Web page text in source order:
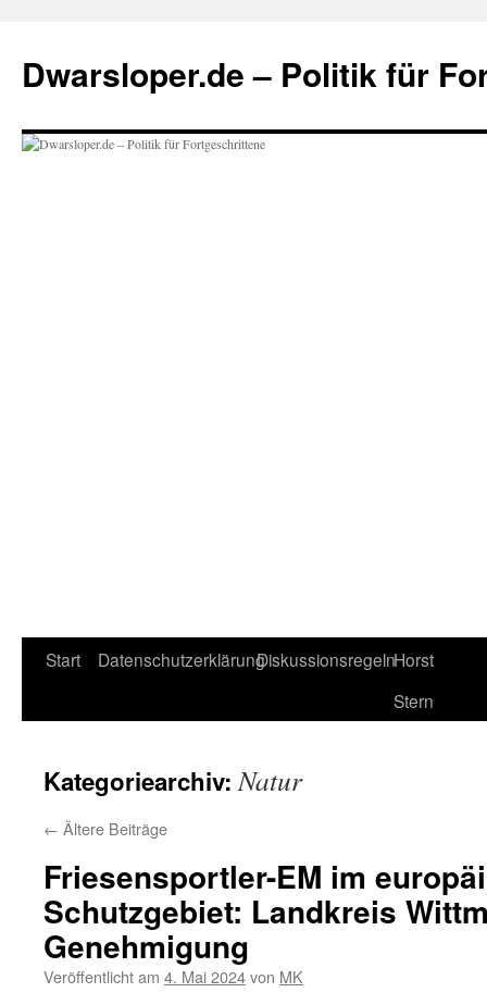
springen
Dwarsloper.de – Politik für
Start DatenschutzerklärungDiskussionsregelnHorst
Stern
Kategoriearchiv:Natur
← Ältere Beiträge
Friesensportler-EM im
Schutzgebiet: Landkreis
Genehmigung
Veröffentlicht am 4. Mai 2024von MK